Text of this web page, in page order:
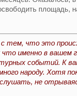
площадь,
тем, что это
именно в вашем
событий. К
народу. Хотя
не